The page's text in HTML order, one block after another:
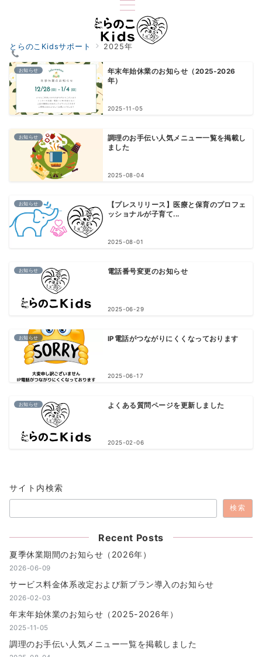
とらのこKidsサポート 2025年
お知らせ
年末年始休業のお知らせ（2025-2026
年）
2025-11-05
お知らせ
調理のお手伝い人気メニュー一覧を掲載し
ました
2025-08-04
お知らせ
【プレスリリース】医療と保育のプロフェ
ッショナルが子育て...
2025-08-01
お知らせ 電話番号変更のお知らせ
2025-06-29
お知らせ IP電話がつながりにくくなっております
2025-06-17
お知らせ よくある質問ページを更新しました
2025-02-06
サイト内検索
検索
Recent Posts
夏季休業期間のお知らせ（2026年）
2026-06-09
サービス料金体系改定および新プラン導入のお知らせ
2026-02-03
年末年始休業のお知らせ（2025-2026年）
2025-11-05
調理のお手伝い人気メニュー一覧を掲載しました